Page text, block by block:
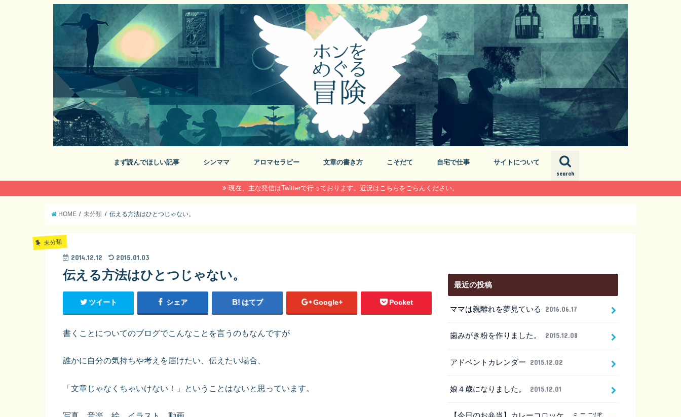
search
まず読んでほしい記事 シンママ アロマセラピー 文章の書き方 こそだて 自宅で仕事 サイトについて
プロフィール
お問い合わせ
サイトマップ
現在、主な発信はTwitterで行っております。近況はこちらをごらんください。
HOME 未分類 伝える方法はひとつじゃない。
未分類
2014.12.12 2015.01.03
伝える方法はひとつじゃない。
ツイート シェア はてブ Google+ Pocket
書くことについてのブログでこんなことを言うのもなんですが
誰かに自分の気持ちや考えを届けたい、伝えたい場合、
「文章じゃなくちゃいけない！」ということはないと思っています。
最近の投稿
ママは親離れを夢見ている 2016.06.17
歯みがき粉を作りました。 2015.12.08
アドベントカレンダー 2015.12.02
娘４歳になりました。 2015.12.01